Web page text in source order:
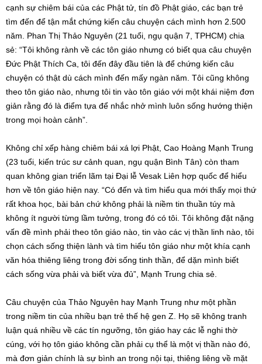
cạnh sự chiêm bái của các Phật tử, tín đồ Phật giáo, các bạn trẻ
tìm đến để tận mắt chứng kiến câu chuyện cách mình hơn 2.500
năm. Phan Thị Thảo Nguyên (21 tuổi, ngụ quận 7, TPHCM) chia
sẻ: “Tôi không rành về các tôn giáo nhưng có biết qua câu chuyện
Đức Phật Thích Ca, tôi đến đây đầu tiên là để chứng kiến câu
chuyện có thật dù cách mình đến mấy ngàn năm. Tôi cũng không
theo tôn giáo nào, nhưng tôi tin vào tôn giáo với một khái niệm đơn
giản rằng đó là điểm tựa để nhắc nhở mình luôn sống hướng thiện
trong mọi hoàn cảnh”.
Không chỉ xếp hàng chiêm bái xá lợi Phật, Cao Hoàng Mạnh Trung
(23 tuổi, kiến trúc sư cảnh quan, ngụ quận Bình Tân) còn tham
quan không gian triển lãm tại Đại lễ Vesak Liên hợp quốc để hiểu
hơn về tôn giáo hiện nay. “Có đến và tìm hiểu qua mới thấy mọi thứ
rất khoa học, bài bản chứ không phải là niềm tin thuần túy mà
không ít người từng lầm tưởng, trong đó có tôi. Tôi không đặt nặng
vấn đề mình phải theo tôn giáo nào, tin vào các vị thần linh nào, tôi
chọn cách sống thiện lành và tìm hiểu tôn giáo như một khía cạnh
văn hóa thiêng liêng trong đời sống tinh thần, để dặn mình biết
cách sống vừa phải và biết vừa đủ”, Mạnh Trung chia sẻ.
Câu chuyện của Thảo Nguyên hay Mạnh Trung như một phần
trong niềm tin của nhiều bạn trẻ thế hệ gen Z. Họ sẽ không tranh
luận quá nhiều về các tín ngưỡng, tôn giáo hay các lễ nghi thờ
cúng, với họ tôn giáo không cần phải cụ thể là một vị thần nào đó,
mà đơn giản chính là sự bình an trong nội tại, thiêng liêng về mặt